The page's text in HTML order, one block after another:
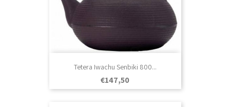
Tetera Iwachu Senbiki 800...
Prezo
€147,50